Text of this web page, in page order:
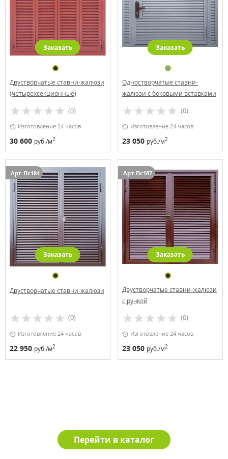
Заказать
Двустворчатые ставни-жалюзи
(четырехсекционные)
(0)
Изготовление 24 часов
30 600 руб./м2
Заказать
Одностворчатые ставни-
жалюзи с боковыми вставками
(0)
Изготовление 24 часов
23 050 руб./м2
Арт-Пс184
Заказать
Двустворчатые ставни-жалюзи
(0)
Изготовление 24 часов
22 950 руб./м2
Арт-Пс187
Заказать
Двустворчатые ставни-жалюзи
с ручкой
(0)
Изготовление 24 часов
23 050 руб./м2
Перейти в каталог